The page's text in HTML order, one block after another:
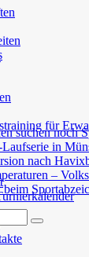
für
suchen noch
in
nach
–